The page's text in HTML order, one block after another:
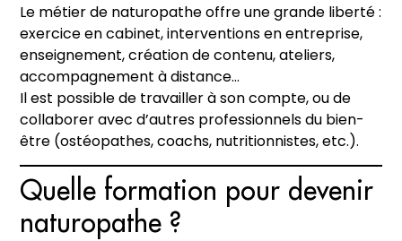
Le métier de naturopathe offre une grande liberté :
exercice en cabinet, interventions en entreprise,
enseignement, création de contenu, ateliers,
accompagnement à distance…
Il est possible de travailler à son compte, ou de
collaborer avec d’autres professionnels du bien-
être (ostéopathes, coachs, nutritionnistes, etc.).
Quelle formation pour devenir
naturopathe ?